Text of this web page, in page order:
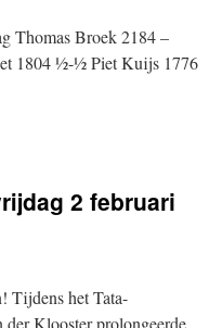
Thomas Broek 2184 –
1804 ½-½ Piet Kuijs 1776
2 februari
Tijdens het Tata-
Klooster prolongeerde